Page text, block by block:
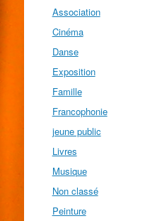
Association
Cinéma
Danse
Exposition
Famille
Francophonie
jeune public
Livres
Musique
Non classé
Peinture